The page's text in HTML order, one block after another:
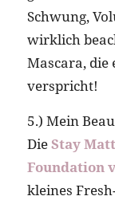
Schwung,
wirklich
Mascara, die
verspricht!
5.) Mein
DieStay
Foundation
kleines